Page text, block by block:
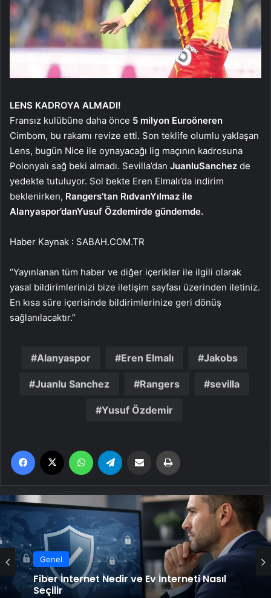
LENS KADROYA ALMADI!
Fransız kulübüne daha önce 5 milyon Euroöneren
Cimbom, bu rakamı revize etti. Son teklife olumlu yaklaşan
Lens, bugün Nice ile oynayacağı lig maçının kadrosuna
Polonyalı sağ beki almadı. Sevilla’dan JuanluSanchez de
yedekte tutuluyor. Sol bekte Eren Elmalı’da indirim
beklenirken, Rangers’tan RıdvanYılmaz ile
Alanyaspor’danYusuf Özdemirde gündemde.
Haber Kaynak : SABAH.COM.TR
“Yayınlanan tüm haber ve diğer içerikler ile ilgili olarak
yasal bildirimlerinizi bize iletişim sayfası üzerinden iletiniz.
En kısa süre içerisinde bildirimlerinize geri dönüş
sağlanılacaktır.”
Alanyaspor Eren Elmalı Jakobs
Juanlu Sanchez Rangers sevilla
Yusuf Özdemir
Facebook WhatsApp Email'den paylaş
Genel
Fiber İnternet Nedir ve Ev İnterneti Nasıl
Seçilir